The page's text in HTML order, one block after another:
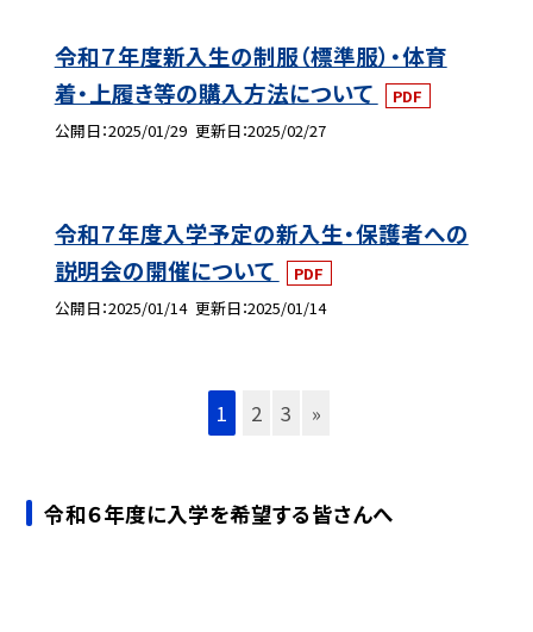
令和７年度新入生の制服（標準服）・体育
着・上履き等の購入方法について
PDF
公開日 2025/01/29 更新日 2025/02/27
令和７年度入学予定の新入生・保護者への
説明会の開催について
PDF
公開日 2025/01/14 更新日 2025/01/14
1 2 3 »
令和６年度に入学を希望する皆さんへ